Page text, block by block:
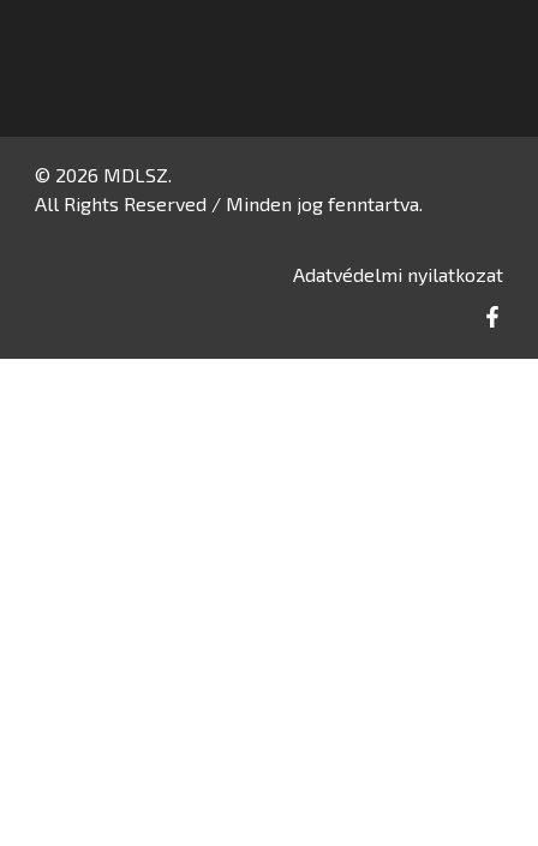
© 2026 MDLSZ.
All Rights Reserved / Minden jog fenntartva.
Adatvédelmi nyilatkozat